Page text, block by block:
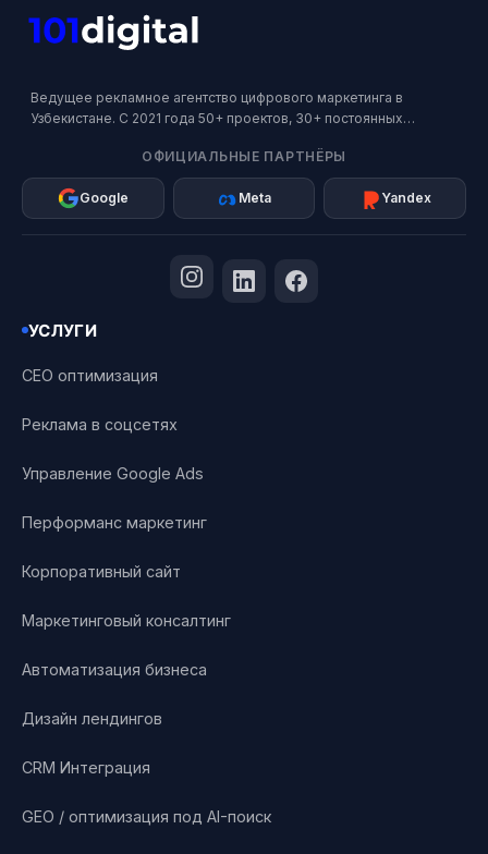
Ведущее рекламное агентство цифрового маркетинга в
Узбекистане. С 2021 года 50+ проектов, 30+ постоянных
ОФИЦИАЛЬНЫЕ ПАРТНЁРЫ
Google Meta Yandex
УСЛУГИ
СЕО оптимизация
Реклама в соцсетях
Управление Google Ads
Перформанс маркетинг
Корпоративный сайт
Маркетинговый консалтинг
Автоматизация бизнеса
Дизайн лендингов
CRM Интеграция
GEO / оптимизация под AI-поиск